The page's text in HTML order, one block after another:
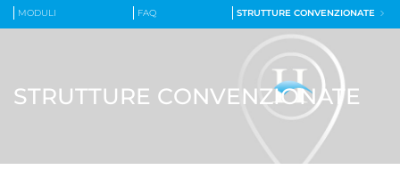
MODULI FAQ STRUTTURE CONVENZIONATE
STRUTTURE CONVENZIONATE